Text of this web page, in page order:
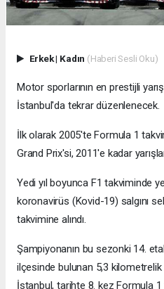
Erkek| Kadın (Haberi Sesli Oku)
Motor sporlarının en prestijli
İstanbul'da tekrar düzenlenecek.
İlk olarak 2005'te Formula 1
Grand Prix'si, 2011'e kadar
Yedi yıl boyunca F1 takviminde
koronavirüs (Kovid-19) salgını
takvimine alındı.
Şampiyonanın bu sezonki 14.
ilçesinde bulunan 5,3
İstanbul, tarihte 8. kez Formula 1